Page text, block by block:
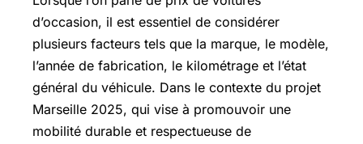
d’occasion, il est essentiel de considérer
plusieurs facteurs tels que la marque, le modèle,
l’année de fabrication, le kilométrage et l’état
général du véhicule. Dans le contexte du projet
Marseille 2025, qui vise à promouvoir une
mobilité durable et respectueuse de